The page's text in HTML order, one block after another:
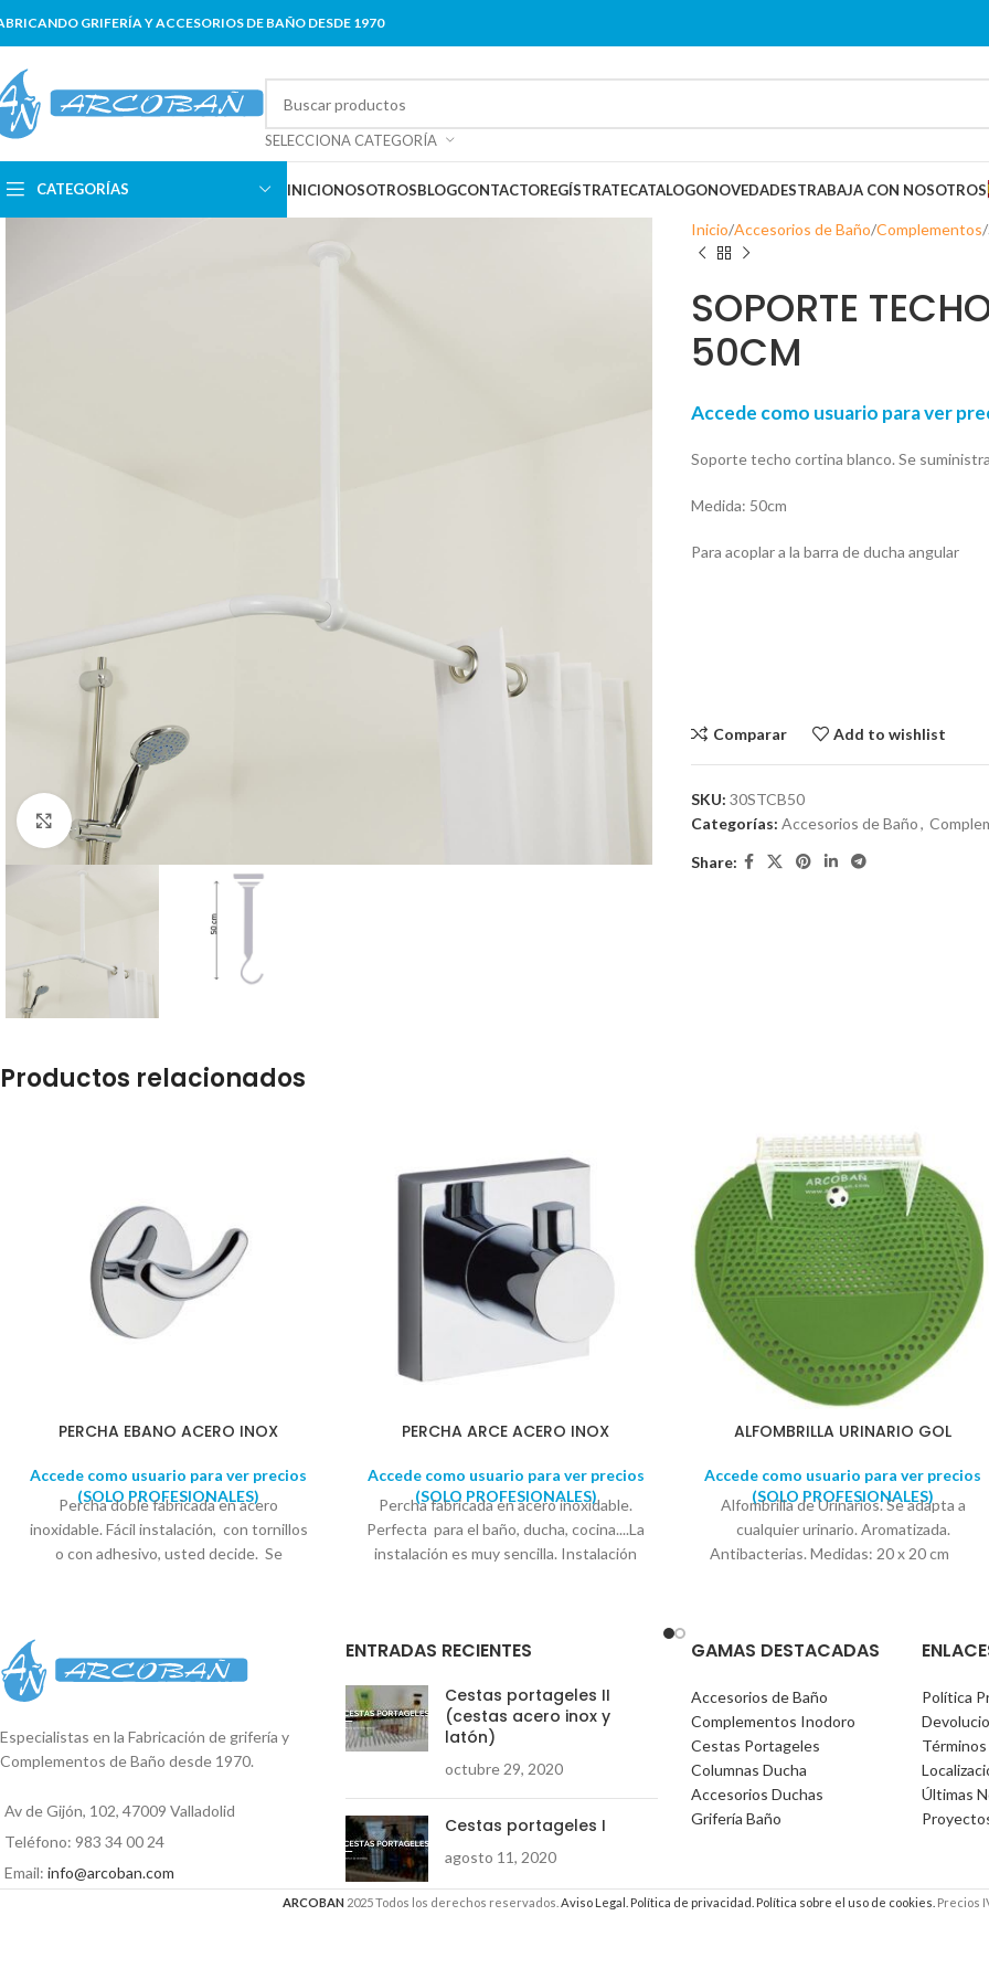
GRIFERÍA Y ACCESORIOS DE BAÑO DESDE 1970
SELECCIONA CATEGORÍA
CATEGORÍAS INICIONOSOTROSBLOGCONTACTOREGÍSTRATECATALOGONOVEDADESTRABAJA CON NOSOTROS
Click para ampliar
Inicio Accesorios de Baño Complementos
SOPORTE
50CM
Accede como usuario para ver
Soporte techo cortina blanco. Se
Medida: 50cm
Para acoplar a la barra de ducha angular
Comparar Add to wishlist
SKU: 30STCB50
Categorías: Accesorios de Baño,
Share:
Productos relacionados
PERCHA EBANO ACERO INOX
Accede como usuario para ver precios
(SOLO PROFESIONALES)
Percha doble fabricada en acero
inoxidable. Fácil instalación, con tornillos
o con adhesivo, usted decide. Se
expositora. Diámetro soporte 5,5cm-6cm
PERCHA ARCE ACERO INOX
Accede como usuario para ver precios
(SOLO PROFESIONALES)
Percha fabricada en acero inoxidable.
Perfecta para el baño, ducha, cocina....La
instalación es muy sencilla. Instalación
suministra en caja expositora. Medida
Reproductor
de
00:00 01:35
ALFOMBRILLA URINARIO GOL
Accede como usuario para ver precios
(SOLO PROFESIONALES)
Alfombrilla de Urinarios. Se adapta a
cualquier urinario. Aromatizada.
Antibacterias. Medidas: 20 x 20 cm
Especialistas en la Fabricación de grifería y
Complementos de Baño desde 1970.
Av de Gijón, 102, 47009 Valladolid
Teléfono: 983 34 00 24
Email: info@arcoban.com
ENTRADAS RECIENTES
Cestas portageles II
(cestas acero inox y
latón)
octubre 29, 2020
Cestas portageles I
agosto 11, 2020
GAMAS DESTACADAS
Accesorios de Baño
Complementos Inodoro
Cestas Portageles
Columnas Ducha
Accesorios Duchas
Grifería Baño
Política
Últimas
ARCOBAN 2025 Todos los derechos reservados. Aviso Legal. Política de privacidad. Política sobre el uso de cookies. Precios